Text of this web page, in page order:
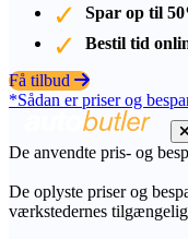
Spar op til
Bestil tid
Få tilbud
*Sådan er priser og
De anvendte pris- og
De oplyste priser og
værkstedernes